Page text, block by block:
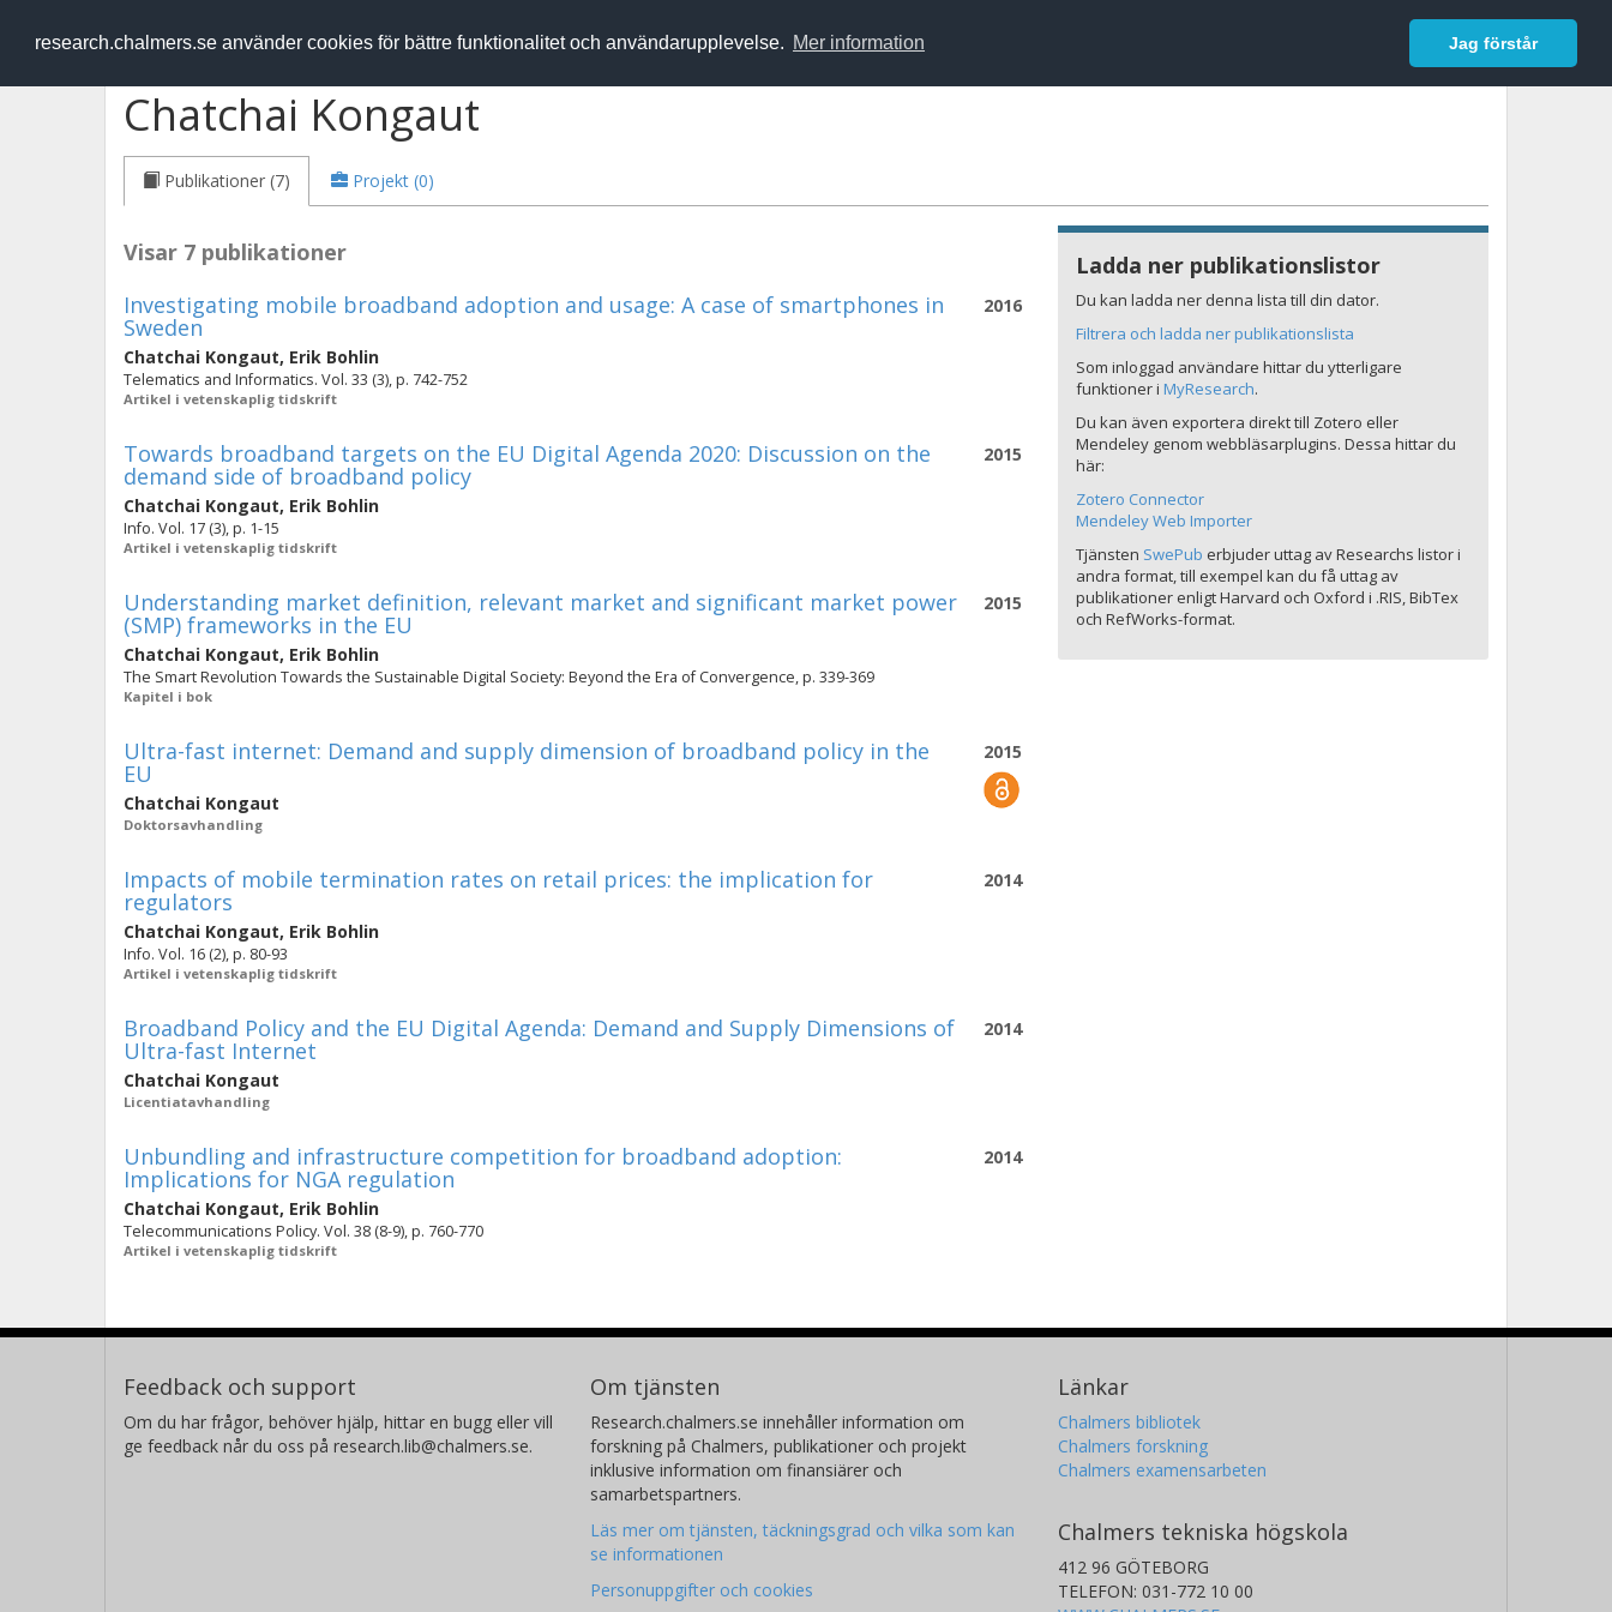
research.chalmers.se använder cookies för bättre funktionalitet och användarupplevelse. Mer information Jag förstår
RESEARCH.chalmers.se Logga in
Chatchai Kongaut
Publikationer (7) Projekt (0)
Visar 7 publikationer
2016
Investigating mobile broadband adoption and usage: A case of smartphones in
Sweden
Chatchai Kongaut, Erik Bohlin
Telematics and Informatics. Vol. 33 (3), p. 742-752
Artikel i vetenskaplig tidskrift
2015
Towards broadband targets on the EU Digital Agenda 2020: Discussion on the
demand side of broadband policy
Chatchai Kongaut, Erik Bohlin
Info. Vol. 17 (3), p. 1-15
Artikel i vetenskaplig tidskrift
2015
Understanding market definition, relevant market and significant market power
(SMP) frameworks in the EU
Chatchai Kongaut, Erik Bohlin
The Smart Revolution Towards the Sustainable Digital Society: Beyond the Era of Convergence, p. 339-369
Kapitel i bok
2015
Ultra-fast internet: Demand and supply dimension of broadband policy in the
EU
Chatchai Kongaut
Doktorsavhandling
2014
Impacts of mobile termination rates on retail prices: the implication for
regulators
Chatchai Kongaut, Erik Bohlin
Info. Vol. 16 (2), p. 80-93
Artikel i vetenskaplig tidskrift
2014
Broadband Policy and the EU Digital Agenda: Demand and Supply Dimensions of
Ultra-fast Internet
Chatchai Kongaut
Licentiatavhandling
2014
Unbundling and infrastructure competition for broadband adoption:
Implications for NGA regulation
Chatchai Kongaut, Erik Bohlin
Telecommunications Policy. Vol. 38 (8-9), p. 760-770
Artikel i vetenskaplig tidskrift
Ladda ner publikationslistor
Du kan ladda ner denna lista till din dator.
Filtrera och ladda ner publikationslista
Som inloggad användare hittar du ytterligare
funktioner i MyResearch.
Du kan även exportera direkt till Zotero eller
Mendeley genom webbläsarplugins. Dessa hittar du
här:
Zotero Connector
Mendeley Web Importer
Tjänsten SwePub erbjuder uttag av Researchs listor i
andra format, till exempel kan du få uttag av
publikationer enligt Harvard och Oxford i .RIS, BibTex
och RefWorks-format.
Feedback och support
Om du har frågor, behöver hjälp, hittar en bugg eller vill
ge feedback når du oss på research.lib@chalmers.se.
Om tjänsten
Research.chalmers.se innehåller information om
forskning på Chalmers, publikationer och projekt
inklusive information om finansiärer och
samarbetspartners.
Läs mer om tjänsten, täckningsgrad och vilka som kan
se informationen
Personuppgifter och cookies
Länkar
Chalmers bibliotek
Chalmers forskning
Chalmers examensarbeten
Chalmers tekniska högskola
412 96 GÖTEBORG
TELEFON: 031-772 10 00